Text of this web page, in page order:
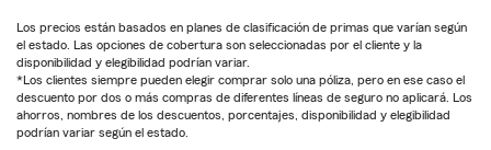
Los precios están basados en planes de clasificación de primas que varían según
el estado. Las opciones de cobertura son seleccionadas por el cliente y la
disponibilidad y elegibilidad podrían variar.
*Los clientes siempre pueden elegir comprar solo una póliza, pero en ese caso el
descuento por dos o más compras de diferentes líneas de seguro no aplicará. Los
ahorros, nombres de los descuentos, porcentajes, disponibilidad y elegibilidad
podrían variar según el estado.